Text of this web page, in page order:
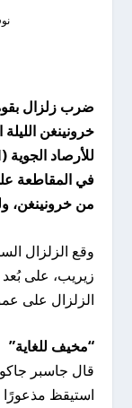
خرونينغن
في المقاطعة
من خرونينغن،
الزلزال على عمق 3
“مخيف للغاية”
استيقظ